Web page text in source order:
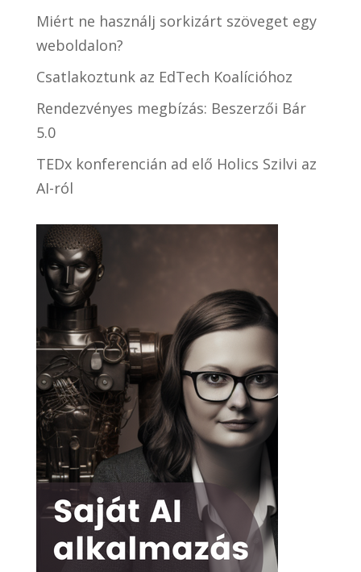
Miért ne használj sorkizárt szöveget egy
weboldalon?
Csatlakoztunk az EdTech Koalícióhoz
Rendezvényes megbízás: Beszerzői Bár
5.0
TEDx konferencián ad elő Holics Szilvi az
AI-ról